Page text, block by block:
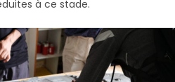
à ce stade.